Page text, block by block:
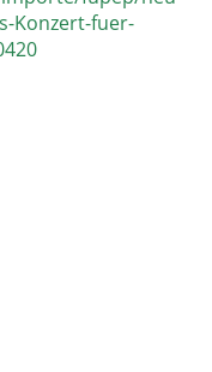
Konzert-fuer-